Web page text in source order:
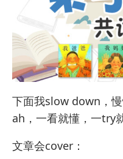
下面我slow down，
ah，一看就懂，一try
文章会cover：